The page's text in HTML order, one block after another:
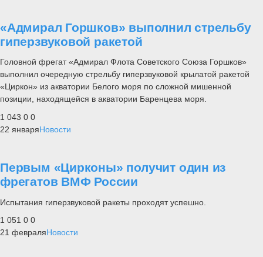
«Адмирал Горшков» выполнил стрельбу
гиперзвуковой ракетой
Головной фрегат «Адмирал Флота Советского Союза Горшков»
выполнил очередную стрельбу гиперзвуковой крылатой ракетой
«Циркон» из акватории Белого моря по сложной мишенной
позиции, находящейся в акватории Баренцева моря.
1 043 0 0
22 январяНовости
Первым «Цирконы» получит один из
фрегатов ВМФ России
Испытания гиперзвуковой ракеты проходят успешно.
1 051 0 0
21 февраляНовости